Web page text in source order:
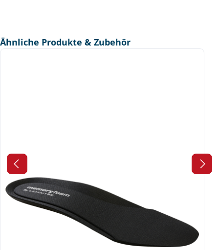
Produktgalerie überspringen
Ähnliche Produkte & Zubehör